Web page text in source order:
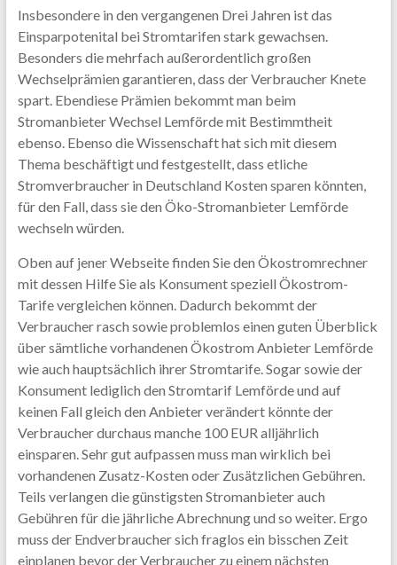
Insbesondere in den vergangenen Drei Jahren ist das
Einsparpotenital bei Stromtarifen stark gewachsen.
Besonders die mehrfach außerordentlich großen
Wechselprämien garantieren, dass der Verbraucher Knete
spart. Ebendiese Prämien bekommt man beim
Stromanbieter Wechsel Lemförde mit Bestimmtheit
ebenso. Ebenso die Wissenschaft hat sich mit diesem
Thema beschäftigt und festgestellt, dass etliche
Stromverbraucher in Deutschland Kosten sparen könnten,
für den Fall, dass sie den Öko-Stromanbieter Lemförde
wechseln würden.
Oben auf jener Webseite finden Sie den Ökostromrechner
mit dessen Hilfe Sie als Konsument speziell Ökostrom-
Tarife vergleichen können. Dadurch bekommt der
Verbraucher rasch sowie problemlos einen guten Überblick
über sämtliche vorhandenen Ökostrom Anbieter Lemförde
wie auch hauptsächlich ihrer Stromtarife. Sogar sowie der
Konsument lediglich den Stromtarif Lemförde und auf
keinen Fall gleich den Anbieter verändert könnte der
Verbraucher durchaus manche 100 EUR alljährlich
einsparen. Sehr gut aufpassen muss man wirklich bei
vorhandenen Zusatz-Kosten oder Zusätzlichen Gebühren.
Teils verlangen die günstigsten Stromanbieter auch
Gebühren für die jährliche Abrechnung und so weiter. Ergo
muss der Endverbraucher sich fraglos ein bisschen Zeit
einplanen bevor der Verbraucher zu einem nächsten